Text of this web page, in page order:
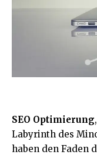
SEO Optimierung
Labyrinth des
haben den Faden